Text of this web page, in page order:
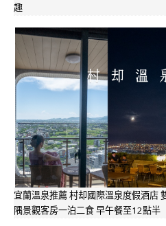
趣
宜蘭溫泉推薦 村却國際溫泉度假酒店
隅景觀客房一泊二食 早午餐至12點半